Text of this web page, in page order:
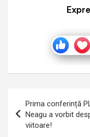
în
articole
Prima conferință
Neagu a vorbit
viitoare!